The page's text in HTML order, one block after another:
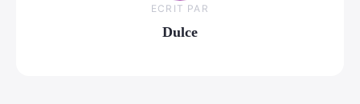
ECRIT PAR
Dulce